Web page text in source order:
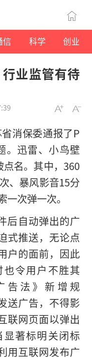
信 科学 创业
业监管有待
消保委通报了P
。迅雷、小鸟壁
名。其中，360
、暴风影音15分
次弹一次。
后自动弹出的广
式推送，无论点
户的面前，因此
令用户不胜其
告法》新增规
送广告，不得影
联网页面以弹出
著标明关闭标
互联网发布广